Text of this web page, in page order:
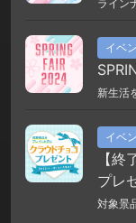
ライン
イベ
新生活
イベ
【
プレ
対象景